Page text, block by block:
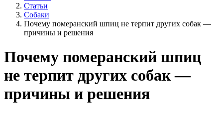
Статьи
Собаки
Почему померанский шпиц не терпит других собак —
причины и решения
Почему померанский шпиц
не терпит других собак —
причины и решения